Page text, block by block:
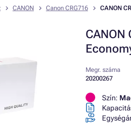
CANON Canon CRG716 CANON
CANON
Megr. száma
20200267
Szín: